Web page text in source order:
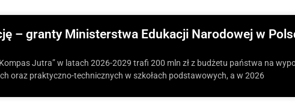
– granty Ministerstwa Edukacji Narodowej w
Jutra” w latach 2026-2029 trafi 200 mln zł z budżetu państwa na
oraz praktyczno-technicznych w szkołach podstawowych, a w 2026